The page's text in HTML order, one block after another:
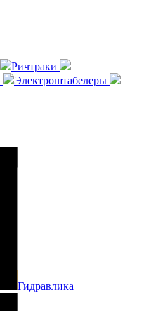
Ричтраки
Электроштабелеры
Гидравлика